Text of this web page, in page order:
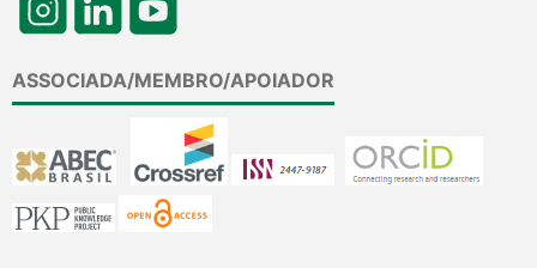
ASSOCIADA/MEMBRO/APOIADOR